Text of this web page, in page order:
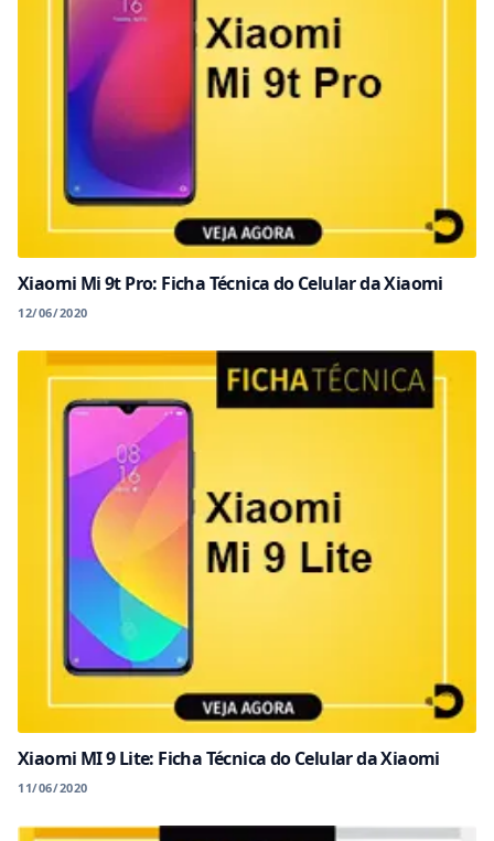
Xiaomi Mi 9t Pro: Ficha Técnica do Celular da Xiaomi
12/06/2020
Xiaomi MI 9 Lite: Ficha Técnica do Celular da Xiaomi
11/06/2020